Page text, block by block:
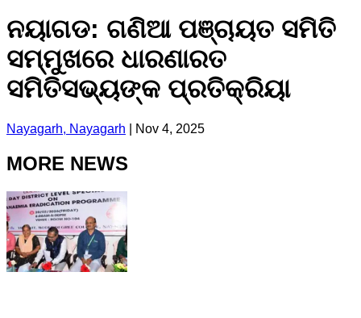
ନୟାଗଡ: ଗଣିଆ ପଞ୍ଚାୟତ ସମିତି
ସମ୍ମୁଖରେ ଧାରଣାରତ
ସମିତିସଭ୍ୟଙ୍କ ପ୍ରତିକ୍ରିୟା
Nayagarh, Nayagarh Nov 4, 2025
MORE NEWS